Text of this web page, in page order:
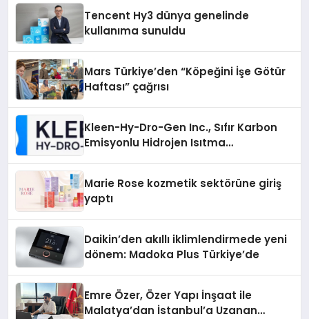
Tencent Hy3 dünya genelinde
kullanıma sunuldu
Mars Türkiye’den “Köpeğini İşe Götür
Haftası” çağrısı
Kleen-Hy-Dro-Gen Inc., Sıfır Karbon
Emisyonlu Hidrojen Isıtma
Marie Rose kozmetik sektörüne giriş
yaptı
Daikin’den akıllı iklimlendirmede yeni
dönem: Madoka Plus Türkiye’de
Emre Özer, Özer Yapı İnşaat ile
Malatya’dan İstanbul’a Uzanan